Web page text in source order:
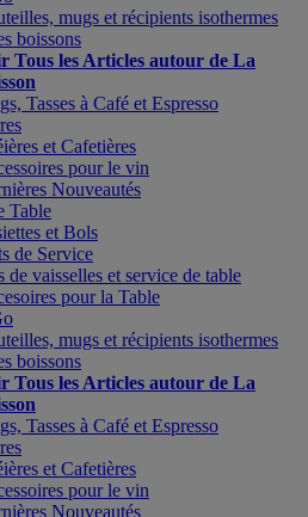
mugs et récipients isothermes
boissons
Tous les Articles autour de La
Tasses à Café et Espresso
et Cafetières
pour le vin
Nouveautés
Table
et Bols
de Service
de vaisselles et service de table
pour la Table
mugs et récipients isothermes
boissons
Tous les Articles autour de La
Tasses à Café et Espresso
et Cafetières
pour le vin
Nouveautés